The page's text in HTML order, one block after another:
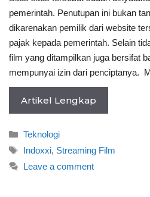
pemerintah. Penutupan ini bukan
dikarenakan pemilik dari website
pajak kepada pemerintah. Selain
film yang ditampilkan juga bersifat
mempunyai izin dari penciptanya.
Artikel Lengkap
Categories
Teknologi
Tags
Indoxxi, Streaming Film
Leave a comment